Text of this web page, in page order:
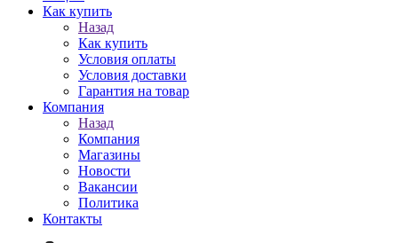
Как купить
Назад
Как купить
Условия оплаты
Условия доставки
Гарантия на товар
Компания
Назад
Компания
Магазины
Новости
Вакансии
Политика
Контакты